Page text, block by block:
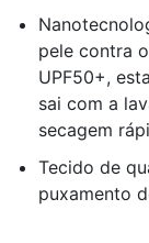
pele contra
UPF50+,
sai com a
secagem
Tecido de
puxamento